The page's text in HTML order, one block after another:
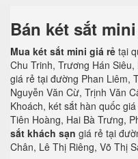
Bán két sắt
Mua két sắt mini giá rẻ tại
Chu Trinh, Trương Hán
giá rẻ tại đường Phan Liêm,
Nguyễn Văn Cừ, Trịnh Văn
Khoách, két sắt hàn quốc
Tiên Hoàng, Hai Bà Trưng,
sắt khách sạn giá rẻ tại
Chân, Lê Thị Riêng, Võ Thị